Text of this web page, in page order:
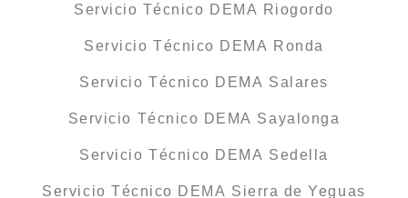
Servicio Técnico DEMA Riogordo
Servicio Técnico DEMA Ronda
Servicio Técnico DEMA Salares
Servicio Técnico DEMA Sayalonga
Servicio Técnico DEMA Sedella
Servicio Técnico DEMA Sierra de Yeguas